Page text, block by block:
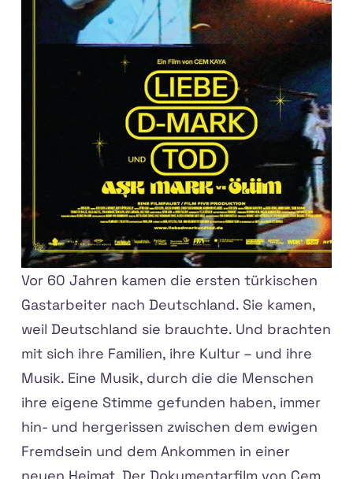
Vor 60 Jahren kamen die ersten türkischen
Gastarbeiter nach Deutschland. Sie kamen,
weil Deutschland sie brauchte. Und brachten
mit sich ihre Familien, ihre Kultur – und ihre
Musik. Eine Musik, durch die die Menschen
ihre eigene Stimme gefunden haben, immer
hin- und hergerissen zwischen dem ewigen
Fremdsein und dem Ankommen in einer
neuen Heimat. Der Dokumentarfilm von Cem